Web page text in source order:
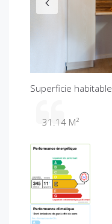
u
Superficie habitable
31.14 M²